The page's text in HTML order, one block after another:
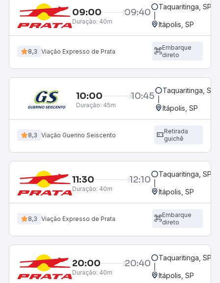
09:00 09:40
Duração: 40m
Taquaritinga, SP
Itápolis, SP
8,3 Viação Expresso de Prata
Embarque
direto
10:00 10:45
Duração: 45m
Taquaritinga, SP
Itápolis, SP
8,3 Viação Guerino Seiscento
Retirada
guichê
11:30 12:10
Duração: 40m
Taquaritinga, SP
Itápolis, SP
8,3 Viação Expresso de Prata
Embarque
direto
20:00 20:40
Duração: 40m
Taquaritinga, SP
Itápolis, SP